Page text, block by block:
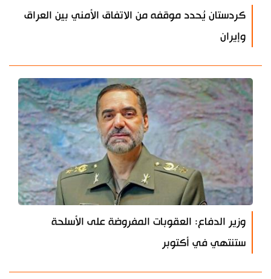
كردستان يُحدد موقفه من الاتفاق الأمني بين العراق
وإيران
وزير الدفاع: العقوبات المفروضة على الأسلحة
ستنتهي في أكتوبر